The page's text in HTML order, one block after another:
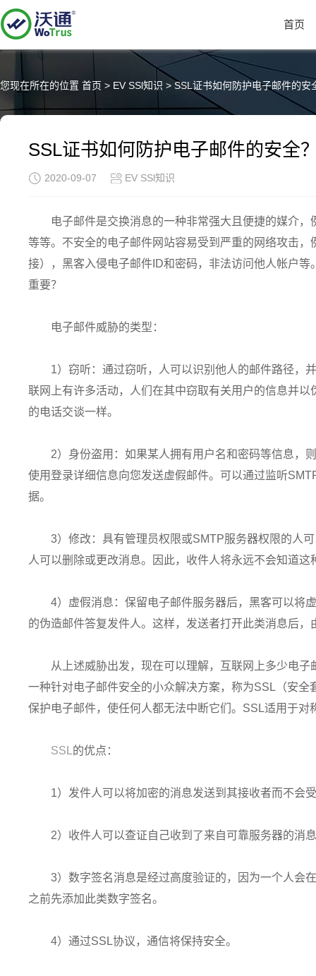
首页
您现在所在的位置 首页 > EV SSl知识 > SSL证书如何防护电子邮件的安
SSL证书如何防护电子邮件的安全
2020-09-07 EV SSl知识
电子邮件是交换消息的一种非常强大且便捷的媒介
等等。不安全的电子邮件网站容易受到严重的网络攻击
接），黑客入侵电子邮件ID和密码，非法访问他人帐户
重要？
电子邮件威胁的类型：
1）窃听：通过窃听，人可以识别他人的邮件路径，
联网上有许多活动，人们在其中窃取有关用户的信息并
的电话交谈一样。
2）身份盗用：如果某人拥有用户名和密码等信息，
使用登录详细信息向您发送虚假邮件。可以通过监听
据。
3）修改：具有管理员权限或SMTP服务器权限的人
人可以删除或更改消息。因此，收件人将永远不会知道这
4）虚假消息：保留电子邮件服务器后，黑客可以将
的伪造邮件答复发件人。这样，发送者打开此类消息后
从上述威胁出发，现在可以理解，互联网上多少电
一种针对电子邮件安全的小众解决方案，称为SSL（安
保护电子邮件，使任何人都无法中断它们。SSL适用于对
SSL 的优点：
1）发件人可以将加密的消息发送到其接收者而不会
2）收件人可以查证自己收到了来自可靠服务器的消
3）数字签名消息是经过高度验证的，因为一个人会
之前先添加此类数字签名。
4）通过SSL协议，通信将保持安全。